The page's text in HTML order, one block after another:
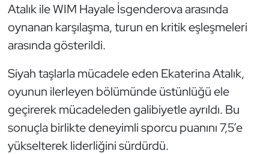
Atalık ile WIM Hayale İsgenderova arasında
oynanan karşılaşma, turun en kritik eşleşmeleri
arasında gösterildi.
Siyah taşlarla mücadele eden Ekaterina Atalık,
oyunun ilerleyen bölümünde üstünlüğü ele
geçirerek mücadeleden galibiyetle ayrıldı. Bu
sonuçla birlikte deneyimli sporcu puanını 7,5’e
yükselterek liderliğini sürdürdü.
Hava Sporları
Hentbol
İşitme Engelli Sporcular
Judo ve Kuraş
Kano ve Rafting